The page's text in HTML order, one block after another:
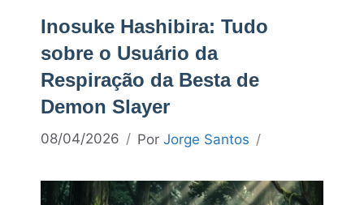
Inosuke Hashibira: Tudo
sobre o Usuário da
Respiração da Besta de
Demon Slayer
08/04/2026 Por Jorge Santos